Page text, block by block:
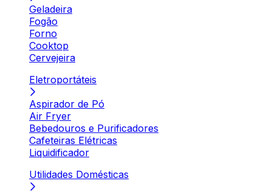
Geladeira
Fogão
Forno
Cooktop
Cervejeira
Eletroportáteis
Aspirador de Pó
Air Fryer
Bebedouros e Purificadores
Cafeteiras Elétricas
Liquidificador
Utilidades Domésticas